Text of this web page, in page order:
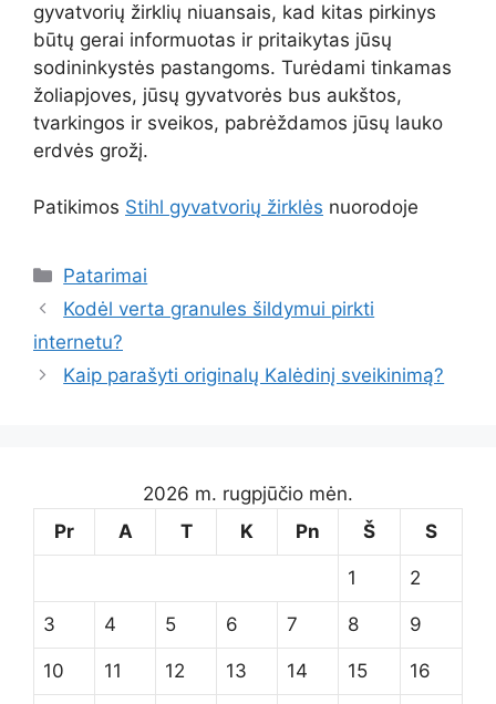
gyvatvorių žirklių niuansais, kad kitas pirkinys
būtų gerai informuotas ir pritaikytas jūsų
sodininkystės pastangoms. Turėdami tinkamas
žoliapjoves, jūsų gyvatvorės bus aukštos,
tvarkingos ir sveikos, pabrėždamos jūsų lauko
erdvės grožį.
Patikimos Stihl gyvatvorių žirklės nuorodoje
Kategorijos
Patarimai
Kodėl verta granules šildymui pirkti
internetu?
Kaip parašyti originalų Kalėdinį sveikinimą?
2026 m. rugpjūčio mėn.
Pr
A T K Pn Š S
1 2
3 4 5 6 7 8 9
10 11 12 13 14 15 16